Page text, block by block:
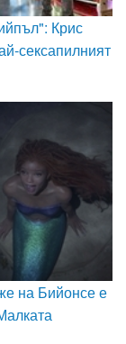
Крис
сексапилният
на Бийонсе е